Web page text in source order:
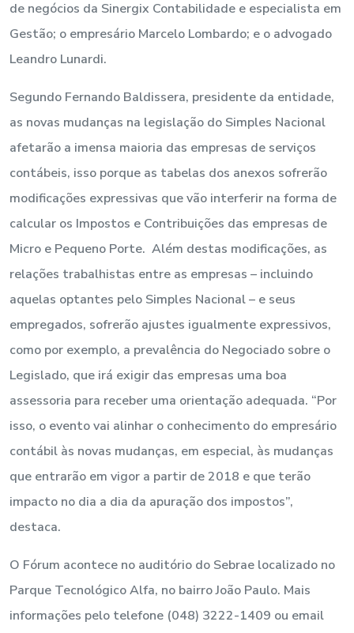
de negócios da Sinergix Contabilidade e especialista em
Gestão; o empresário Marcelo Lombardo; e o advogado
Leandro Lunardi.
Segundo Fernando Baldissera, presidente da entidade,
as novas mudanças na legislação do Simples Nacional
afetarão a imensa maioria das empresas de serviços
contábeis, isso porque as tabelas dos anexos sofrerão
modificações expressivas que vão interferir na forma de
calcular os Impostos e Contribuições das empresas de
Micro e Pequeno Porte. Além destas modificações, as
relações trabalhistas entre as empresas – incluindo
aquelas optantes pelo Simples Nacional – e seus
empregados, sofrerão ajustes igualmente expressivos,
como por exemplo, a prevalência do Negociado sobre o
Legislado, que irá exigir das empresas uma boa
assessoria para receber uma orientação adequada. “Por
isso, o evento vai alinhar o conhecimento do empresário
contábil às novas mudanças, em especial, às mudanças
que entrarão em vigor a partir de 2018 e que terão
impacto no dia a dia da apuração dos impostos”,
destaca.
O Fórum acontece no auditório do Sebrae localizado no
Parque Tecnológico Alfa, no bairro João Paulo. Mais
informações pelo telefone (048) 3222-1409 ou email